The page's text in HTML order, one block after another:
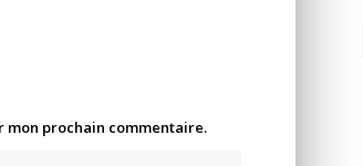
mon prochain commentaire.